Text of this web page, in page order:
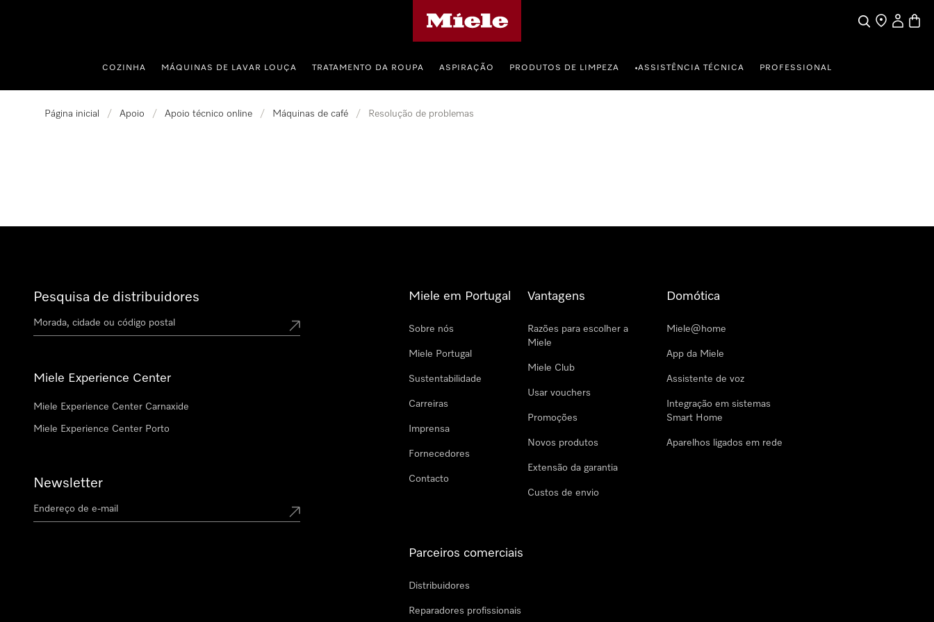
PesquisaEncontrar loja
A minha
COZINHA MÁQUINAS DE LAVAR LOUÇA TRATAMENTO DA ROUPA ASPIRAÇÃO PRODUTOS DE LIMPEZA •ASSISTÊNCIA TÉCNICA PROFESSIONAL
Página inicial / Apoio / Apoio técnico online / Máquinas de café / Resolução de problemas
Pesquisa de distribuidores
Miele Experience Center
Miele Experience Center Carnaxide
Miele Experience Center Porto
Newsletter
Miele em Portugal
Sobre nós
Miele Portugal
Sustentabilidade
Carreiras
Imprensa
Fornecedores
Contacto
Vantagens
Razões para escolher a
Miele
Miele Club
Usar vouchers
Promoções
Novos produtos
Extensão da garantia
Custos de envio
Domótica
Miele@home
App da Miele
Assistente de voz
Integração em sistemas
Smart Home
Aparelhos ligados em rede
Parceiros comerciais
Distribuidores
Reparadores profissionais